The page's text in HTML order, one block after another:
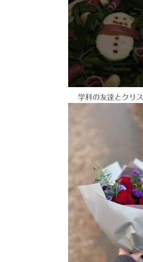
学科の友達とクリ